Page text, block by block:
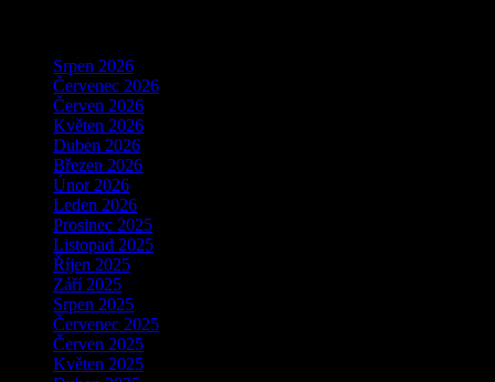
Srpen 2026
Červenec 2026
Červen 2026
Květen 2026
Duben 2026
Březen 2026
Únor 2026
Leden 2026
Prosinec 2025
Listopad 2025
Říjen 2025
Září 2025
Srpen 2025
Červenec 2025
Červen 2025
Květen 2025